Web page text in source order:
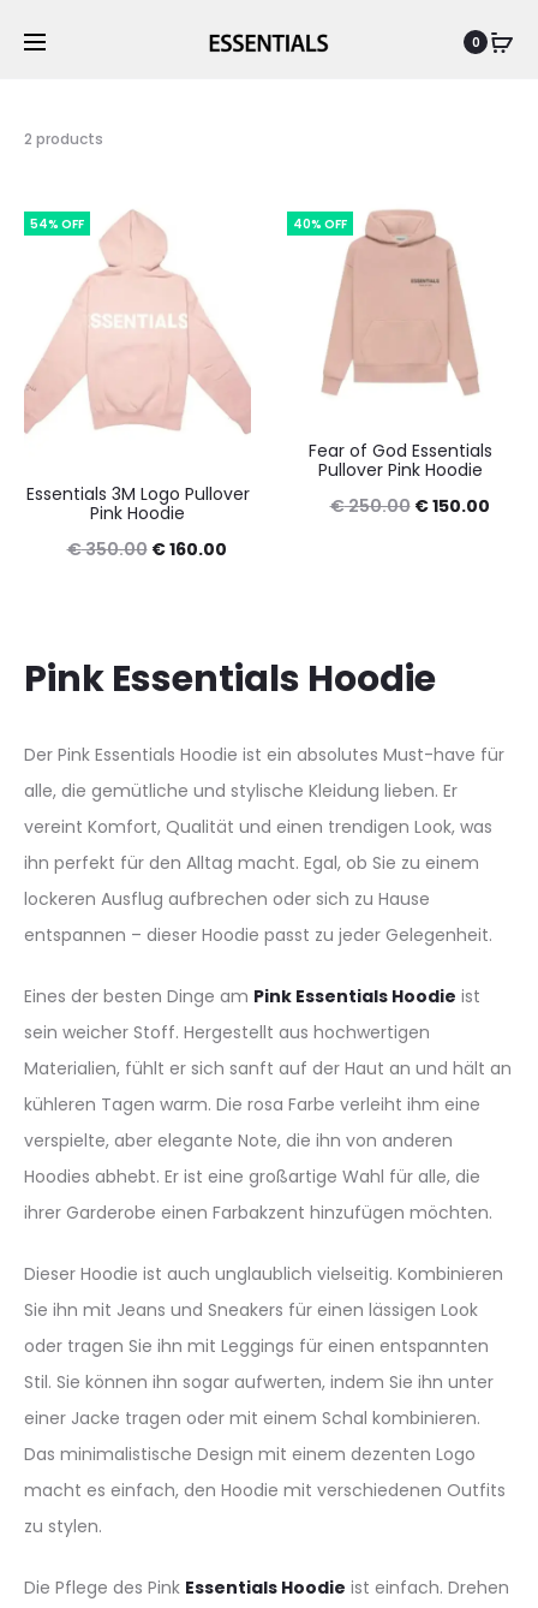
0
2 products
54% OFF
Essentials 3M Logo Pullover
Pink Hoodie
€350.00 Original
€160.00Current
€ 160.00.
40% OFF
Fear of God Essentials
Pullover Pink Hoodie
€250.00 Original
€150.00
Pink Essentials Hoodie
Der Pink Essentials Hoodie ist ein absolutes Must-have für
alle, die gemütliche und stylische Kleidung lieben. Er
vereint Komfort, Qualität und einen trendigen Look, was
ihn perfekt für den Alltag macht. Egal, ob Sie zu einem
lockeren Ausflug aufbrechen oder sich zu Hause
entspannen – dieser Hoodie passt zu jeder Gelegenheit.
Eines der besten Dinge am Pink Essentials Hoodie ist
sein weicher Stoff. Hergestellt aus hochwertigen
Materialien, fühlt er sich sanft auf der Haut an und hält an
kühleren Tagen warm. Die rosa Farbe verleiht ihm eine
verspielte, aber elegante Note, die ihn von anderen
Hoodies abhebt. Er ist eine großartige Wahl für alle, die
ihrer Garderobe einen Farbakzent hinzufügen möchten.
Dieser Hoodie ist auch unglaublich vielseitig. Kombinieren
Sie ihn mit Jeans und Sneakers für einen lässigen Look
oder tragen Sie ihn mit Leggings für einen entspannten
Stil. Sie können ihn sogar aufwerten, indem Sie ihn unter
einer Jacke tragen oder mit einem Schal kombinieren.
Das minimalistische Design mit einem dezenten Logo
macht es einfach, den Hoodie mit verschiedenen Outfits
zu stylen.
Die Pflege des Pink Essentials Hoodie ist einfach. Drehen